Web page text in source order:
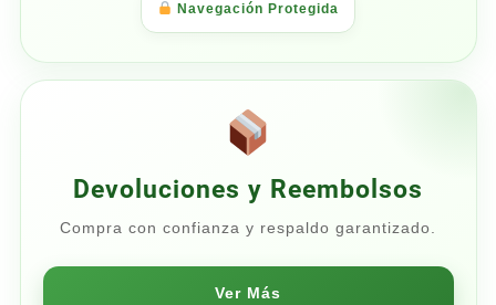
Navegación Protegida
Devoluciones y Reembolsos
Compra con confianza y respaldo garantizado.
Ver Más